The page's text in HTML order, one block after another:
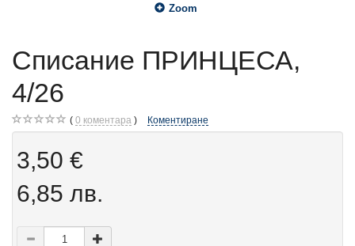
Zoom
Списание ПРИНЦЕСА,
4/26
0 коментара Коментиране
3,50 €
6,85 лв.